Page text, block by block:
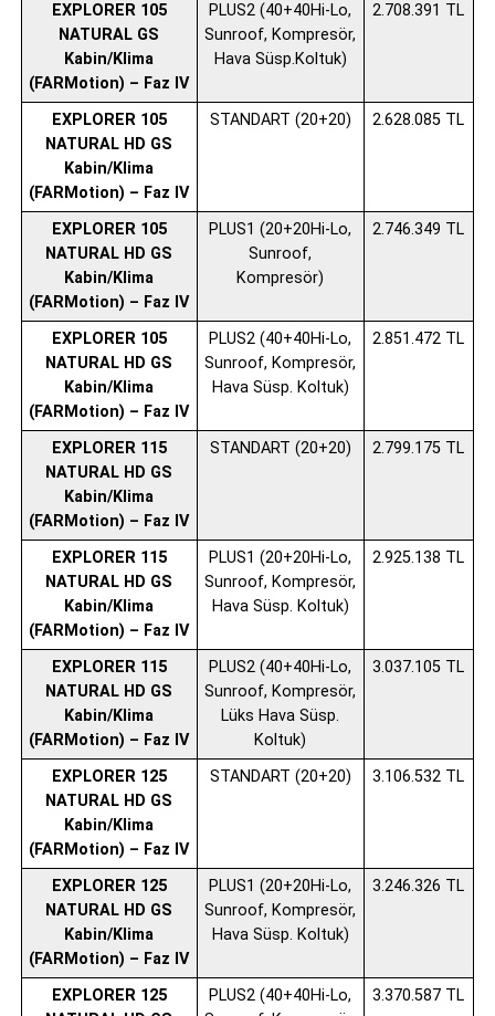
EXPLORER 105
NATURAL GS
Kabin/Klima
(FARMotion) – Faz IV
PLUS2 (40+40Hi-Lo,
Sunroof, Kompresör,
Hava Süsp.Koltuk)
2.708.391 TL
EXPLORER 105
NATURAL HD GS
Kabin/Klima
(FARMotion) – Faz IV
STANDART (20+20) 2.628.085 TL
EXPLORER 105
NATURAL HD GS
Kabin/Klima
(FARMotion) – Faz IV
PLUS1 (20+20Hi-Lo,
Sunroof,
Kompresör)
2.746.349 TL
EXPLORER 105
NATURAL HD GS
Kabin/Klima
(FARMotion) – Faz IV
PLUS2 (40+40Hi-Lo,
Sunroof, Kompresör,
Hava Süsp. Koltuk)
2.851.472 TL
EXPLORER 115
NATURAL HD GS
Kabin/Klima
(FARMotion) – Faz IV
STANDART (20+20) 2.799.175 TL
EXPLORER 115
NATURAL HD GS
Kabin/Klima
(FARMotion) – Faz IV
PLUS1 (20+20Hi-Lo,
Sunroof, Kompresör,
Hava Süsp. Koltuk)
2.925.138 TL
EXPLORER 115
NATURAL HD GS
Kabin/Klima
(FARMotion) – Faz IV
PLUS2 (40+40Hi-Lo,
Sunroof, Kompresör,
Lüks Hava Süsp.
Koltuk)
3.037.105 TL
EXPLORER 125
NATURAL HD GS
Kabin/Klima
(FARMotion) – Faz IV
STANDART (20+20) 3.106.532 TL
EXPLORER 125
NATURAL HD GS
Kabin/Klima
(FARMotion) – Faz IV
PLUS1 (20+20Hi-Lo,
Sunroof, Kompresör,
Hava Süsp. Koltuk)
3.246.326 TL
EXPLORER 125
PLUS2 (40+40Hi-Lo,
3.370.587 TL